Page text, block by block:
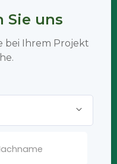
Sie uns
bei Ihrem Projekt